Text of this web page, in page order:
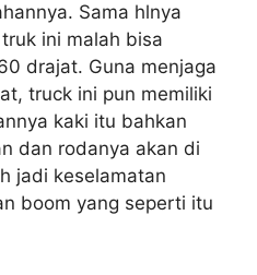
Sama hlnya
ini malah bisa
drajat. Guna menjaga
truck ini pun memiliki
kaki itu bahkan
dan rodanya akan di
jadi keselamatan
boom yang seperti itu